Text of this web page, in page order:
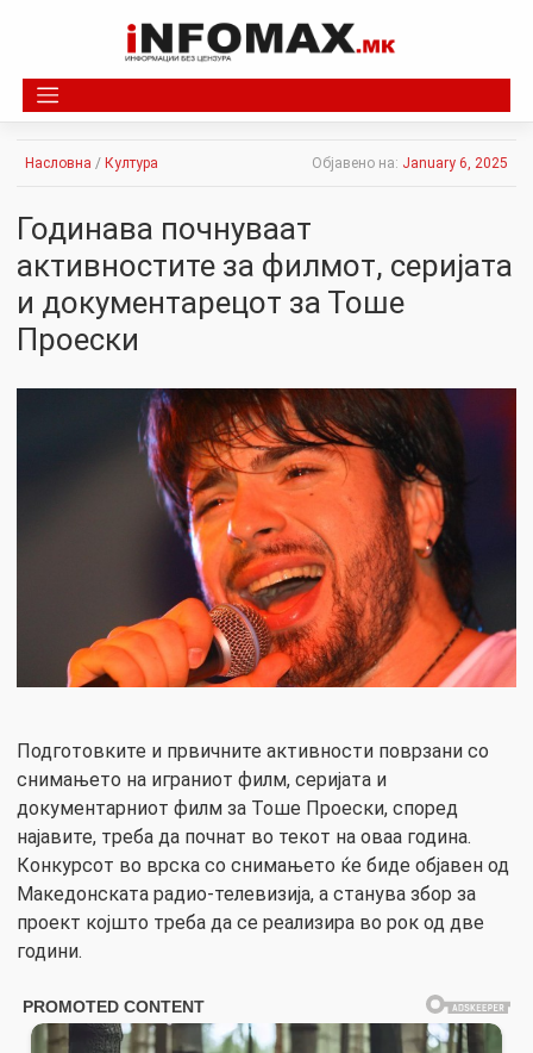
Насловна / Култура Објавено на: January 6, 2025
Годинава почнуваат
активностите за филмот, серијата
и документарецот за Тоше
Проески
Подготовките и првичните активности поврзани со
снимањето на играниот филм, серијата и
документарниот филм за Тоше Проески, според
најавите, треба да почнат во текот на оваа година.
Конкурсот во врска со снимањето ќе биде објавен од
Македонската радио-телевизија, а станува збор за
проект којшто треба да се реализира во рок од две
години.